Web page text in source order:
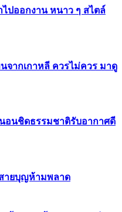
ไปออกงาน หนาว ๆ สไตล์
จากเกาหลี ควรไม่ควร มาดู
อนชิดธรรมชาติรับอากาศดี
ายบุญห้ามพลาด